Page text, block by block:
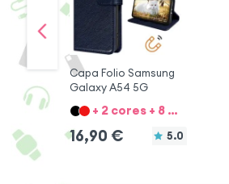
Capa Folio Samsung
Galaxy A54 5G
+ 2 cores + 8 Opções
16,90 € 5.0